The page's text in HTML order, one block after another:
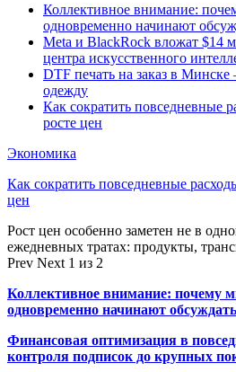
Коллективное внимание:
одновременно начинают
Meta и BlackRock вложат $14
центра искусственного
DTF печать на заказ в Минске
одежду
Как сократить повседневные
росте цен
Экономика
Как сократить повседневные
цен
Рост цен особенно заметен не в
ежедневных тратах: продукты,
Prev Next 1 из 2
Коллективное внимание: почему
одновременно начинают
Финансовая оптимизация в
контроля подписок до крупных